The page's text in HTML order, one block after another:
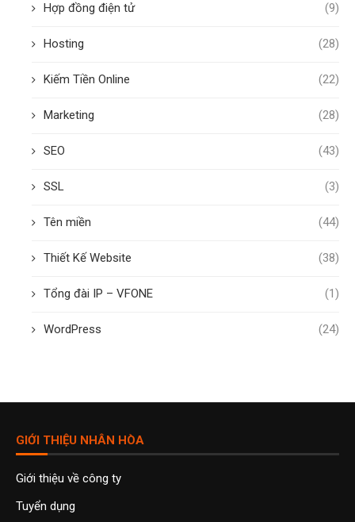
Hợp đồng điện tử (9)
Hosting (28)
Kiếm Tiền Online (22)
Marketing (28)
SEO (43)
SSL (3)
Tên miền (44)
Thiết Kế Website (38)
Tổng đài IP – VFONE (1)
WordPress (24)
GIỚI THIỆU NHÂN HÒA
Giới thiệu về công ty
Tuyển dụng